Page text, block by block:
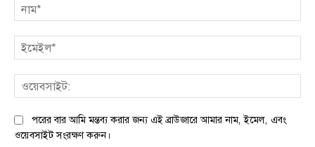
পরের বার আমি মন্তব্য করার জন্য এই ব্রাউজারে আমার নাম, ইমেল, এবং
ওয়েবসাইট সংরক্ষণ করুন।